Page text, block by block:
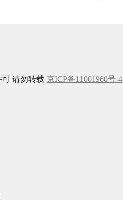
可 请勿转载 京ICP备11001960号-4